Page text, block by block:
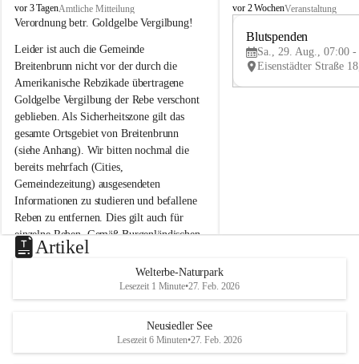
B
r
i
t
e
n
b
r
u
n
n
a
m
N
e
u
s
d
S
vor 3 TagenAmtliche Mitteilung
Verordnung betr. Goldgelbe Vergilbung!
Leider ist auch die Gemeinde
Breitenbrunn nicht vor der durch die
Amerikanische Rebzikade übertragene
Goldgelbe Vergilbung der Rebe verschont
geblieben. Als Sicherheitszone gilt das
gesamte Ortsgebiet von Breitenbrunn
(siehe Anhang). Wir bitten nochmal die
bereits mehrfach (Cities,
Gemeindezeitung) ausgesendeten
Informationen zu studieren und befallene
Reben zu entfernen. Dies gilt auch für
einzelne Reben. Gemäß Burgenländischen
Weinbaugesetz sind nicht gepflegte oder
unzulässige Weingärten zu roden! Bitte
helfen wir zusammen um unsere Winzer
vor den prognostizierten Ernteausfällen
und den daraus folgenden wirtschaftlichen
B
e
u
e
d
r
S
vor 2 WochenVeranstaltung
Blutspenden
Sa., 29. Aug., 07:00 -
Artikel
Welterbe-Naturpark
Lesezeit 1 Minute•27. Feb. 2026
Neusiedler See
Lesezeit 6 Minuten•27. Feb. 2026